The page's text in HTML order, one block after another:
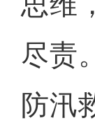
尽责
防汛